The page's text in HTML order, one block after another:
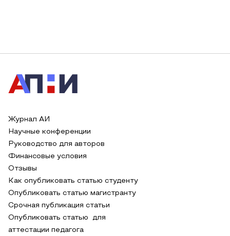
Журнал АИ
Научные конференции
Руководство для авторов
Финансовые условия
Отзывы
Как опубликовать статью студенту
Опубликовать статью магистранту
Срочная публикация статьи
Опубликовать статью для
аттестации педагога